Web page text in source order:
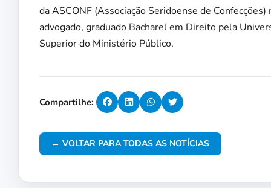
da ASCONF (Associação Seridoense de
advogado, graduado Bacharel em Direito pela
Superior do Ministério Público.
Compartilhe:
← VOLTAR PARA TODAS AS NOTÍCIAS